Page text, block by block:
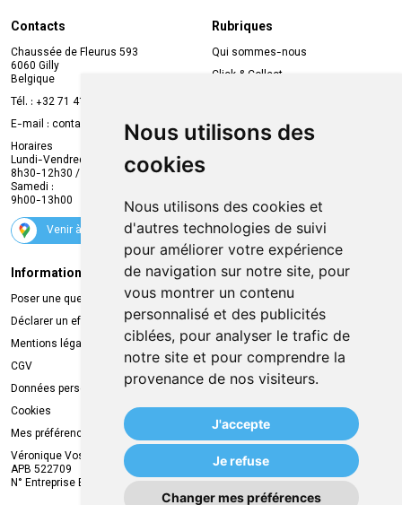
Nous utilisons des
cookies
Nous utilisons des cookies et
d'autres technologies de suivi
pour améliorer votre expérience
de navigation sur notre site, pour
vous montrer un contenu
personnalisé et des publicités
ciblées, pour analyser le trafic de
notre site et pour comprendre la
provenance de nos visiteurs.
J'accepte
Je refuse
Changer mes préférences
Contacts
Chaussée de Fleurus 593
6060 Gilly
Belgique
Tél. : +32 71 41 32 10
E-mail : contact
mvapharma.be
Horaires
Lundi-Vendredi :
8h30-12h30 / 13h30-18h30
Samedi :
9h00-13h00
Venir à la pharmacie
Rubriques
Qui sommes-nous
Click & Collect
Compte professionnel
Envoi d’ordonnance
Suivez-nous
Informations légales
Poser une question
Déclarer un effet indésirable
Mentions légales
CGV
Données personnelles
Cookies
Mes préférences Cookies
Véronique Vos
APB 522709
N° Entreprise BE0749.944.612
Livraison
Retrait à la pharmacie
Livraison chez vous
Livraison dans un Point Relais